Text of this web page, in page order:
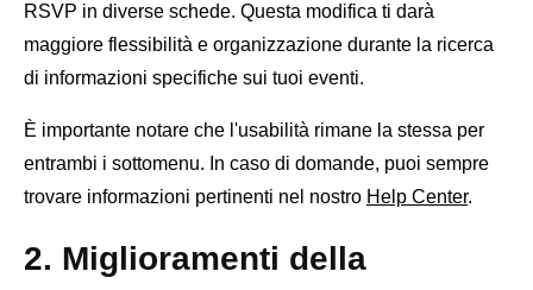
RSVP in diverse schede. Questa modifica ti darà
maggiore flessibilità e organizzazione durante la ricerca
di informazioni specifiche sui tuoi eventi.
È importante notare che l'usabilità rimane la stessa per
entrambi i sottomenu. In caso di domande, puoi sempre
trovare informazioni pertinenti nel nostro Help Center.
2. Miglioramenti della